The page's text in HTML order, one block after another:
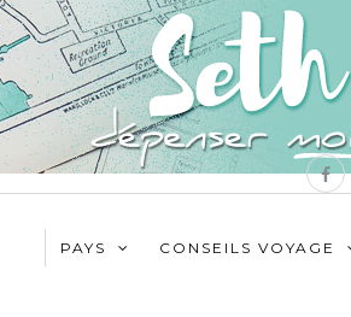
PAYS CONSEILS VOYAGE